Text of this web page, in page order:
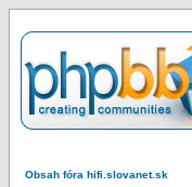
Obsah fóra hifi.slovanet.sk